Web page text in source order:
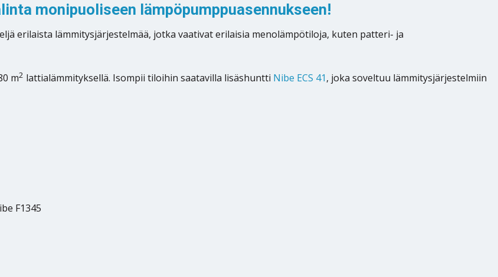
monipuoliseen lämpöpumppuasennukseen!
erilaista lämmitysjärjestelmää, jotka vaativat erilaisia menolämpötiloja, kuten patteri- ja
m2 lattialämmityksellä. Isompii tiloihin saatavilla lisäshuntti Nibe ECS 41, joka soveltuu lämmitysjärjestelmiin
F1345